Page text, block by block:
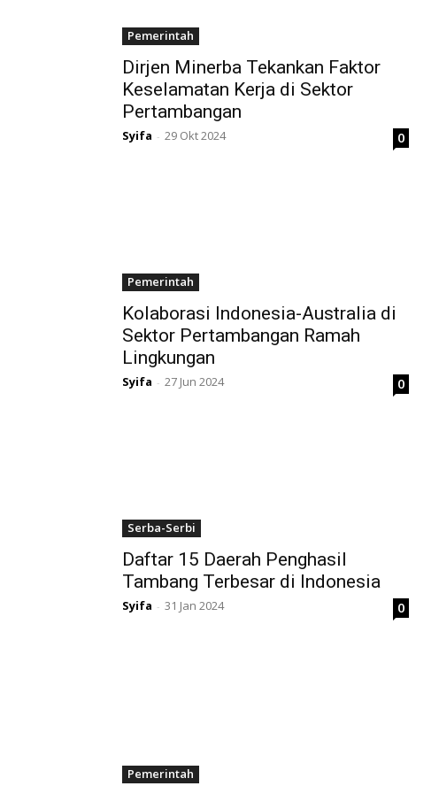
Pemerintah
Dirjen Minerba Tekankan Faktor
Keselamatan Kerja di Sektor
Pertambangan
Syifa - 29 Okt 2024 0
Pemerintah
Kolaborasi Indonesia-Australia di
Sektor Pertambangan Ramah
Lingkungan
Syifa - 27 Jun 2024 0
Serba-Serbi
Daftar 15 Daerah Penghasil
Tambang Terbesar di Indonesia
Syifa - 31 Jan 2024 0
Pemerintah